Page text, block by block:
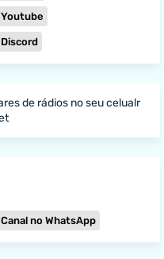
Youtube
Discord
Canal no WhatsApp